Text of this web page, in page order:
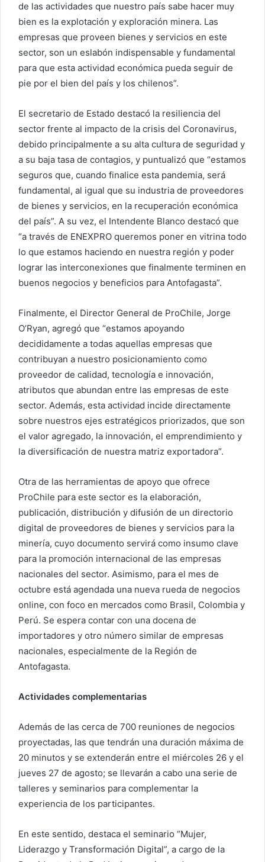
de las actividades que nuestro país sabe hacer muy
bien es la explotación y exploración minera. Las
empresas que proveen bienes y servicios en este
sector, son un eslabón indispensable y fundamental
para que esta actividad económica pueda seguir de
pie por el bien del país y los chilenos”.
El secretario de Estado destacó la resiliencia del
sector frente al impacto de la crisis del Coronavirus,
debido principalmente a su alta cultura de seguridad y
a su baja tasa de contagios, y puntualizó que “estamos
seguros que, cuando finalice esta pandemia, será
fundamental, al igual que su industria de proveedores
de bienes y servicios, en la recuperación económica
del país”. A su vez, el Intendente Blanco destacó que
“a través de ENEXPRO queremos poner en vitrina todo
lo que estamos haciendo en nuestra región y poder
lograr las interconexiones que finalmente terminen en
buenos negocios y beneficios para Antofagasta”.
Finalmente, el Director General de ProChile, Jorge
O’Ryan, agregó que “estamos apoyando
decididamente a todas aquellas empresas que
contribuyan a nuestro posicionamiento como
proveedor de calidad, tecnología e innovación,
atributos que abundan entre las empresas de este
sector. Además, esta actividad incide directamente
sobre nuestros ejes estratégicos priorizados, que son
el valor agregado, la innovación, el emprendimiento y
la diversificación de nuestra matriz exportadora”.
Otra de las herramientas de apoyo que ofrece
ProChile para este sector es la elaboración,
publicación, distribución y difusión de un directorio
digital de proveedores de bienes y servicios para la
minería, cuyo documento servirá como insumo clave
para la promoción internacional de las empresas
nacionales del sector. Asimismo, para el mes de
octubre está agendada una nueva rueda de negocios
online, con foco en mercados como Brasil, Colombia y
Perú. Se espera contar con una docena de
importadores y otro número similar de empresas
nacionales, especialmente de la Región de
Antofagasta.
Actividades complementarias
Además de las cerca de 700 reuniones de negocios
proyectadas, las que tendrán una duración máxima de
20 minutos y se extenderán entre el miércoles 26 y el
jueves 27 de agosto; se llevarán a cabo una serie de
talleres y seminarios para complementar la
experiencia de los participantes.
En este sentido, destaca el seminario “Mujer,
Liderazgo y Transformación Digital”, a cargo de la